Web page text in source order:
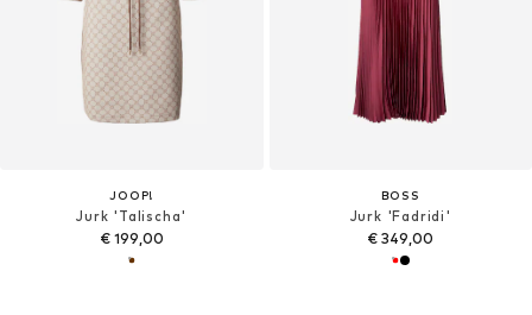
JOOP!
Jurk 'Talischa'
€ 199,00
BOSS
Jurk 'Fadridi'
€ 349,00